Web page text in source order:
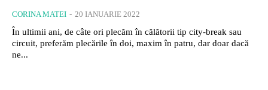
CORINA MATEI - 20 IANUARIE 2022
În ultimii ani, de câte ori plecăm în călătorii tip city-break sau
circuit, preferăm plecările în doi, maxim în patru, dar doar dacă
ne...